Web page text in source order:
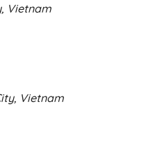
Vietnam
Vietnam